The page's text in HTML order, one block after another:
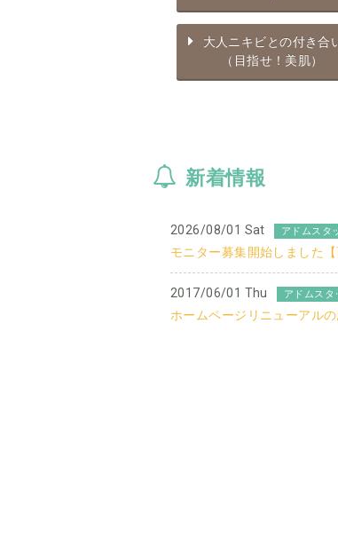
大人ニキビとの付き合
（目指せ！美肌）
新着情報
2026/08/01 Sat アドムスタ
モニター募集開始しました
2017/06/01 Thu アドムスタ
ホームページリニューアル